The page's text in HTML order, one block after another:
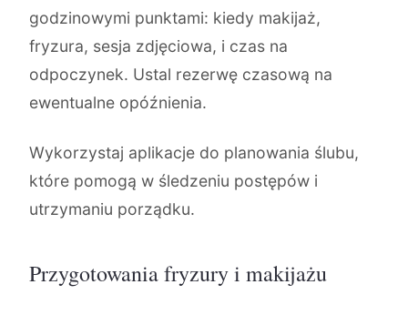
godzinowymi punktami: kiedy makijaż,
fryzura, sesja zdjęciowa, i czas na
odpoczynek. Ustal rezerwę czasową na
ewentualne opóźnienia.
Wykorzystaj aplikacje do planowania ślubu,
które pomogą w śledzeniu postępów i
utrzymaniu porządku.
Przygotowania fryzury i makijażu